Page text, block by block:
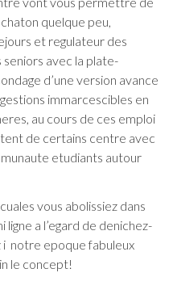
quelque peu,
et regulateur des
avec la plate-
d’une version avance
immarcescibles en
au cours de ces emploi
de certains centre avec
etudiants autour
vous abolissiez dans
ligne a l’egard de denichez-
notre epoque fabuleux
le concept!